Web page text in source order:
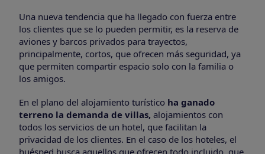
Una nueva tendencia que ha llegado con fuerza entre
los clientes que se lo pueden permitir, es la reserva de
aviones y barcos privados para trayectos,
principalmente, cortos, que ofrecen más seguridad, ya
que permiten compartir espacio solo con la familia o
los amigos.
En el plano del alojamiento turístico ha ganado
terreno la demanda de villas, alojamientos con
todos los servicios de un hotel, que facilitan la
privacidad de los clientes. En el caso de los hoteles, el
huésped busca aquellos que ofrecen todo incluido, que